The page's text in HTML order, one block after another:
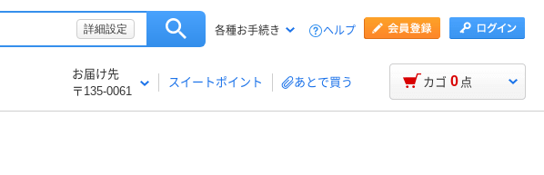
詳細設定 各種お手続き ヘルプ
お届け先
〒135-0061
スイートポイント あとで買う カゴ 0 点